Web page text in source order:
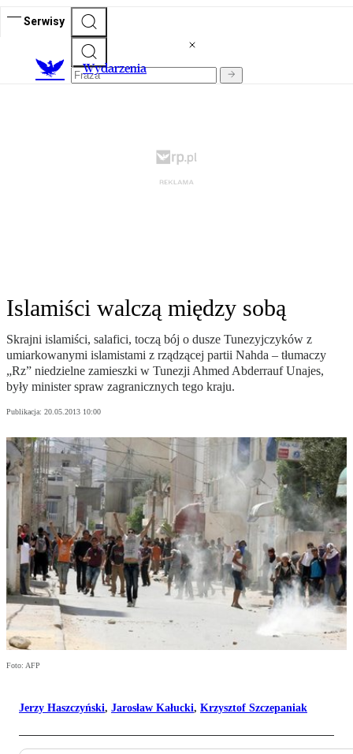
Serwisy
Wydarzenia
Islamiści walczą między sobą
Skrajni islamiści, salafici, toczą bój o dusze Tunezyjczyków z
umiarkowanymi islamistami z rządzącej partii Nahda – tłumaczy
„Rz” niedzielne zamieszki w Tunezji Ahmed Abderrauf Unajes,
były minister spraw zagranicznych tego kraju.
Publikacja: 20.05.2013 10:00
Foto: AFP
Jerzy Haszczyński, Jarosław Kałucki, Krzysztof Szczepaniak